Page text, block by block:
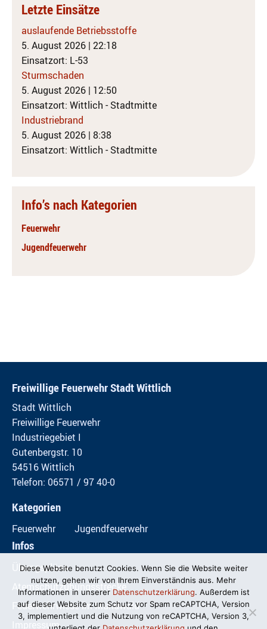
Letzte Einsätze
auslaufende Betriebsstoffe
5. August 2026 | 22:18
Einsatzort: L-53
Sturmschaden
5. August 2026 | 12:50
Einsatzort: Wittlich - Stadtmitte
Industriebrand
5. August 2026 | 8:38
Einsatzort: Wittlich - Stadtmitte
Info’s nach Kategorien
Feuerwehr
Jugendfeuerwehr
Freiwillige Feuerwehr Stadt Wittlich
Stadt Wittlich
Freiwillige Feuerwehr
Industriegebiet I
Gutenbergstr. 10
54516 Wittlich
Telefon: 06571 / 97 40-0
Kategorien
Feuerwehr Jugendfeuerwehr
Infos
Übungspläne
Atemschutzübungsstrecke
Feuerwehrwiese im Mundwald
Impressum
Diese Website benutzt Cookies. Wenn Sie die Website weiter
nutzen, gehen wir von Ihrem Einverständnis aus. Mehr
Informationen in unserer Datenschutzerklärung. Außerdem ist
auf dieser Website zum Schutz vor Spam reCAPTCHA, Version
3, implementiert und die Nutzung von reCAPTCHA, Version 3,